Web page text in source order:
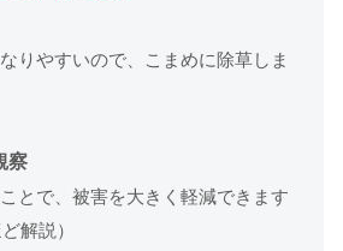
りやすいので、こまめに除草しま
察
とで、被害を大きく軽減できます
解説）